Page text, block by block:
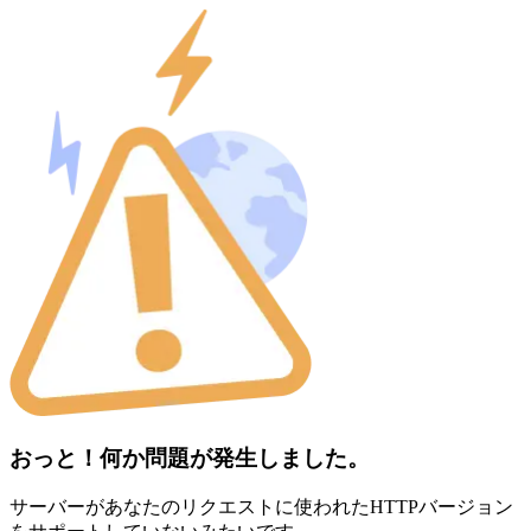
おっと！何か問題が発生しました。
サーバーがあなたのリクエストに使われたHTTPバージョン